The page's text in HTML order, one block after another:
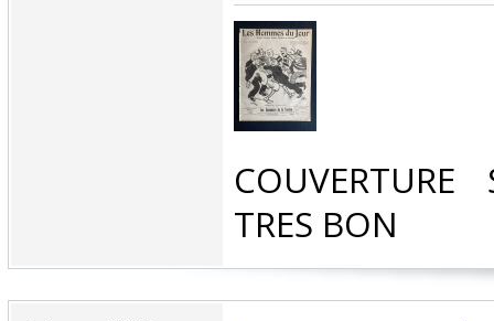
TRES BON‎